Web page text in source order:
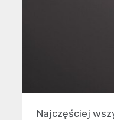
Najczęściej